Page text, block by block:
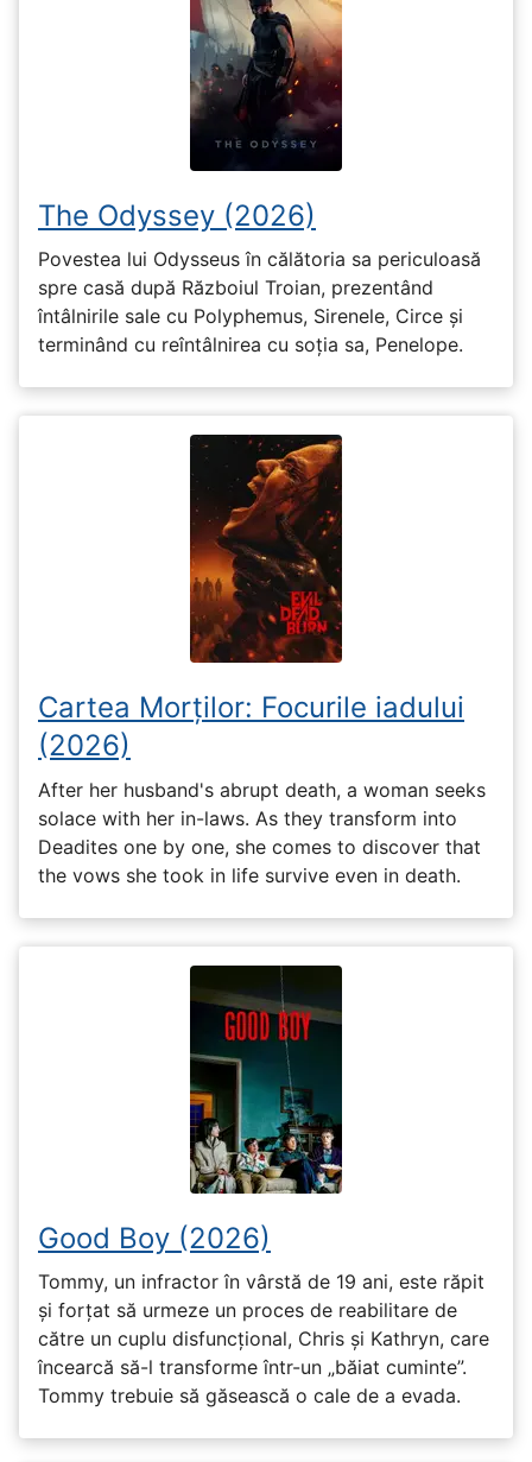
The Odyssey (2026)
Povestea lui Odysseus în călătoria sa periculoasă
spre casă după Războiul Troian, prezentând
întâlnirile sale cu Polyphemus, Sirenele, Circe și
terminând cu reîntâlnirea cu soția sa, Penelope.
Cartea Morților: Focurile iadului
(2026)
After her husband's abrupt death, a woman seeks
solace with her in-laws. As they transform into
Deadites one by one, she comes to discover that
the vows she took in life survive even in death.
Good Boy (2026)
Tommy, un infractor în vârstă de 19 ani, este răpit
și forțat să urmeze un proces de reabilitare de
către un cuplu disfuncțional, Chris și Kathryn, care
încearcă să-l transforme într-un „băiat cuminte”.
Tommy trebuie să găsească o cale de a evada.